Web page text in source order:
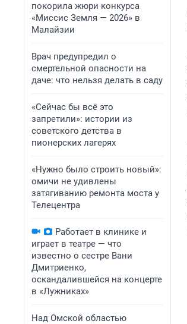
покорила жюри конкурса
«Миссис Земля — 2026» в
Малайзии
Врач предупредил о
смертельной опасности на
даче: что нельзя делать в саду
«Сейчас бы всё это
запретили»: истории из
советского детства в
пионерских лагерях
«Нужно было строить новый»:
омичи не удивлены
затягиванию ремонта моста у
Телецентра
Работает в клинике и
играет в театре — что
известно о сестре Вани
Дмитриенко,
оскандалившейся на концерте
в «Лужниках»
Над Омской областью